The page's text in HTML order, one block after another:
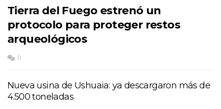
Tierra del Fuego estrenó un
protocolo para proteger restos
arqueológicos
0
Nueva usina de Ushuaia: ya descargaron más de
4.500 toneladas